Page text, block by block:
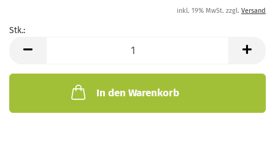
inkl. 19% MwSt. zzgl. Versand
Stk.:
In den Warenkorb